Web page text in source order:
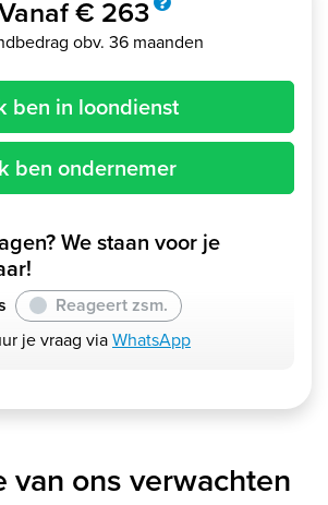
€ 263
obv. 36 maanden
ben in loondienst
ben ondernemer
We staan voor je
Reageert zsm.
je vraag viaWhatsApp
van ons verwachten